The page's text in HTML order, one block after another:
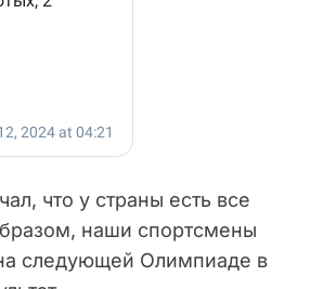
что у страны есть все
наши спортсмены
следующей Олимпиаде в